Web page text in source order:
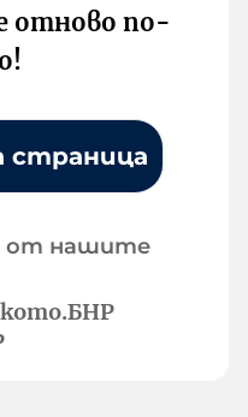
отново по-
страница
от нашите